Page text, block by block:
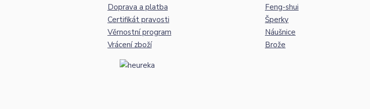
Doprava a platba
Certifikát pravosti
Věrnostní program
Vrácení zboží
Feng-shui
Šperky
Náušnice
Brože